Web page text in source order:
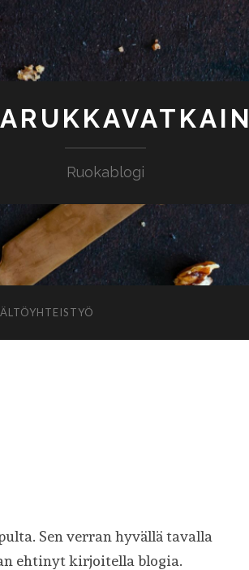
Ruokablogi
Sen verran hyvällä tavalla
ehtinyt kirjoitella blogia.